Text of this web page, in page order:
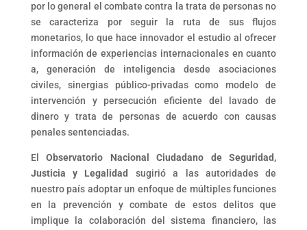
por lo general el combate contra la trata de personas no
se caracteriza por seguir la ruta de sus flujos
monetarios, lo que hace innovador el estudio al ofrecer
información de experiencias internacionales en cuanto
a, generación de inteligencia desde asociaciones
civiles, sinergias público-privadas como modelo de
intervención y persecución eficiente del lavado de
dinero y trata de personas de acuerdo con causas
penales sentenciadas.
ElObservatorio Nacional Ciudadano de Seguridad,
Justicia y Legalidad
sugirió a las autoridades de
nuestro país adoptar un enfoque de múltiples funciones
en la prevención y combate de estos delitos que
implique la colaboración del sistema financiero, las